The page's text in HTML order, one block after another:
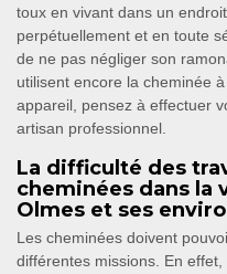
toux en vivant dans un
perpétuellement et en toute
de ne pas négliger son
utilisent encore la cheminée
appareil, pensez à effectuer
artisan professionnel.
La difficulté des
cheminées dans la
Olmes et ses
Les cheminées doivent
différentes missions. En